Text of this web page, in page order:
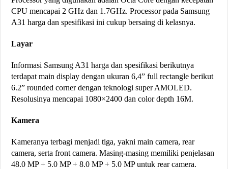
CPU mencapai 2 GHz dan 1.7GHz. Processor pada Samsung
A31 harga dan spesifikasi ini cukup bersaing di kelasnya.
Layar
Informasi Samsung A31 harga dan spesifikasi berikutnya
terdapat main display dengan ukuran 6,4” full rectangle berikut
6.2” rounded corner dengan teknologi super AMOLED.
Resolusinya mencapai 1080×2400 dan color depth 16M.
Kamera
Kameranya terbagi menjadi tiga, yakni main camera, rear
camera, serta front camera. Masing-masing memiliki penjelasan
48.0 MP + 5.0 MP + 8.0 MP + 5.0 MP untuk rear camera.